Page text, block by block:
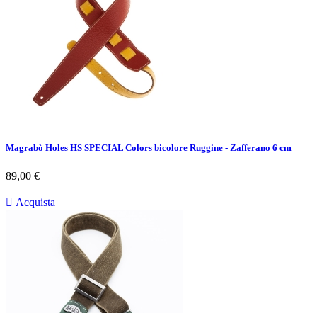
Magrabò Holes HS SPECIAL Colors bicolore Ruggine - Zafferano 6 cm
Prezzo
89,00 €
 Acquista